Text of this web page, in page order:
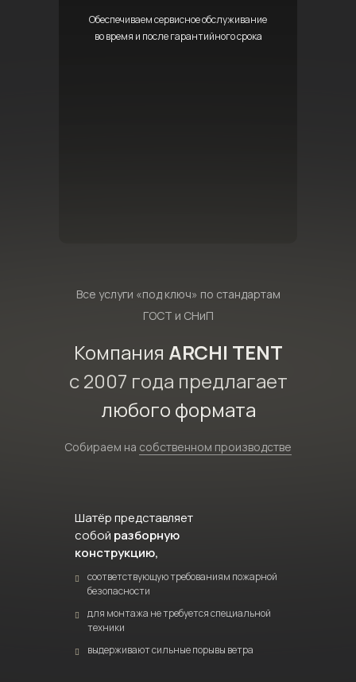
Обеспечиваем сервисное обслуживание
во время и после гарантийного срока
Все услуги «под ключ» по стандартам
ГОСТ и СНиП
Компания ARCHI TENT
с 2007 года предлагает
любого формата
Собираем на собственном производстве
Шатёр представляет
собой разборную
конструкцию,
соответствующую требованиям пожарной
безопасности
для монтажа не требуется специальной
техники
выдерживают сильные порывы ветра